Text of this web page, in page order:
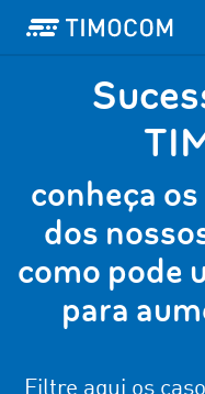
conheça
dos
como pode
para
Filtre aqui os